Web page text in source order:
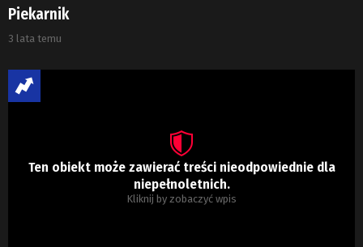
Piekarnik
3 lata temu
Ten obiekt może zawierać treści nieodpowiednie dla
niepełnoletnich.
Kliknij by zobaczyć wpis